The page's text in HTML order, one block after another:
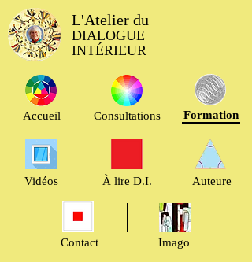
L'Atelier du
DIALOGUE
INTÉRIEUR
Accueil Consultations Formation
Vidéos À lire D.I. Auteure
Contact Imago